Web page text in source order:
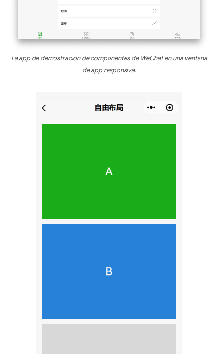
La app de demostración de componentes de WeChat en una ventana
de app responsiva.